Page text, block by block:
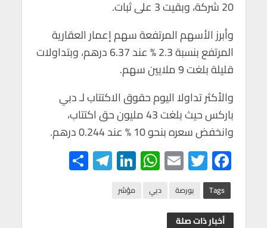
20 شركة، وبقيت 3 على ثبات.
وأبرز الأسهم المرتفعة سهم إعمار العقارية
المرتفع بنسبة 2.3 % عند 6.37 درهم، وبتداولات
قليلة بلغت 9 ملايين سهم.
والأكثر تداولا اليوم حقوق الاكتتاب لـ دبي
باركس حيث بلغت 43 مليون حق اكتتاب،
وانخفض سعره بنحو 10 % عند 0.244 درهم.
F
ac
e
b
T
wi
tt
er
E
m
ail
W
h
at
Li
n
Te
le Tags بورصة دبي مؤشر
أخبار ذات صلة